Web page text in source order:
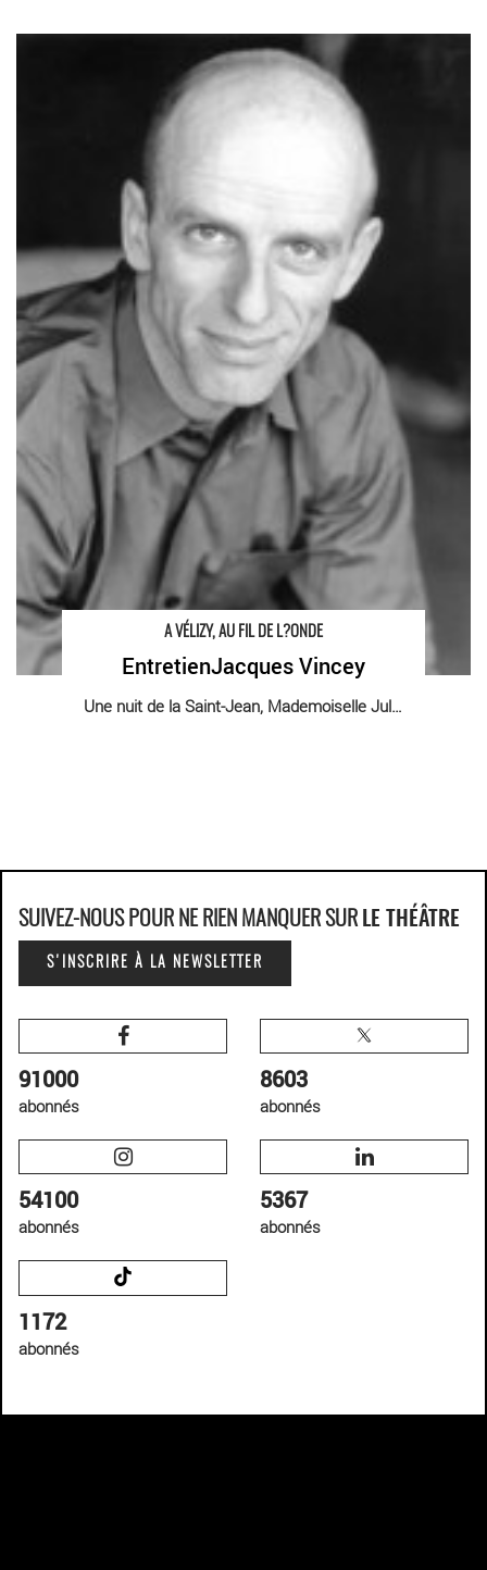
A VÉLIZY, AU FIL DE L?ONDE
EntretienJacques Vincey
Une nuit de la Saint-Jean, Mademoiselle Julie [...]
EntretienJacques Vincey - Critique sortie Théâtre
SUIVEZ-NOUS POUR NE RIEN MANQUER SUR LE THÉÂTRE
S'INSCRIRE À LA NEWSLETTER
91000
abonnés
8603
abonnés
54100
abonnés
5367
abonnés
1172
abonnés